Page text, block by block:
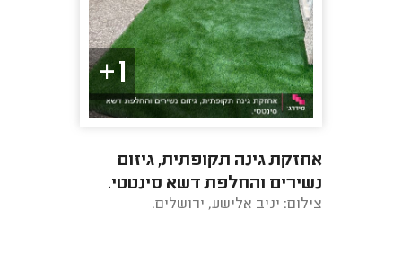
1+
אחזקת גינה תקופתית, גיזום
נשירים והחלפת דשא סינטטי.
צילום: יניב אלישע, ירושלים.